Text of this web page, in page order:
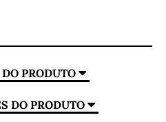
PRODUTO
DO PRODUTO